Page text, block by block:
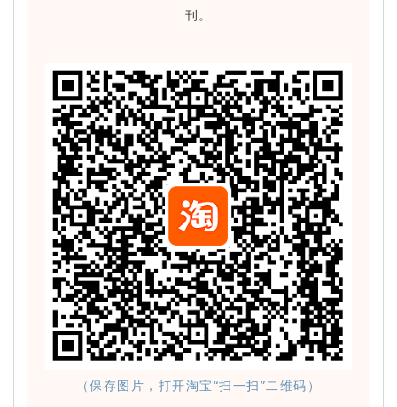
刊。
（保存图片，打开淘宝“扫一扫”二维码）